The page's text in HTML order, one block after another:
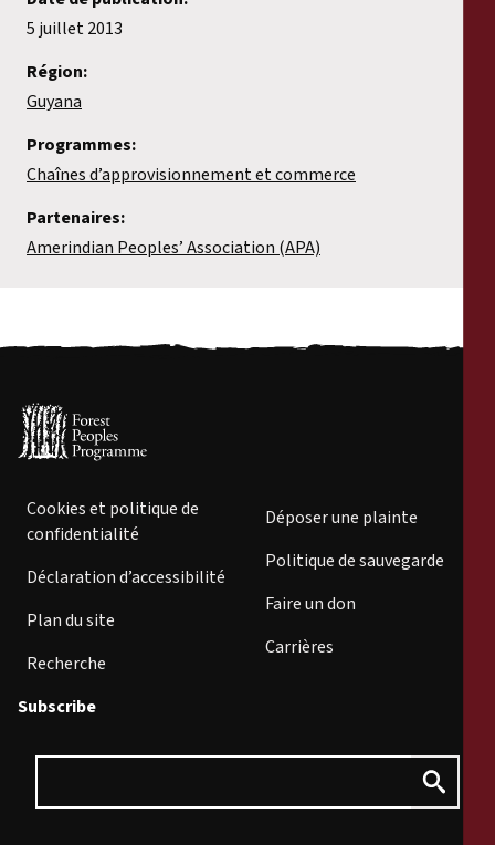
5 juillet 2013
Région:
Guyana
Programmes:
Chaînes d’approvisionnement et commerce
Partenaires:
Amerindian Peoples’ Association (APA)
Cookies et politique de
confidentialité
Déclaration d’accessibilité
Plan du site
Recherche
Déposer une plainte
Politique de sauvegarde
Faire un don
Carrières
Subscribe